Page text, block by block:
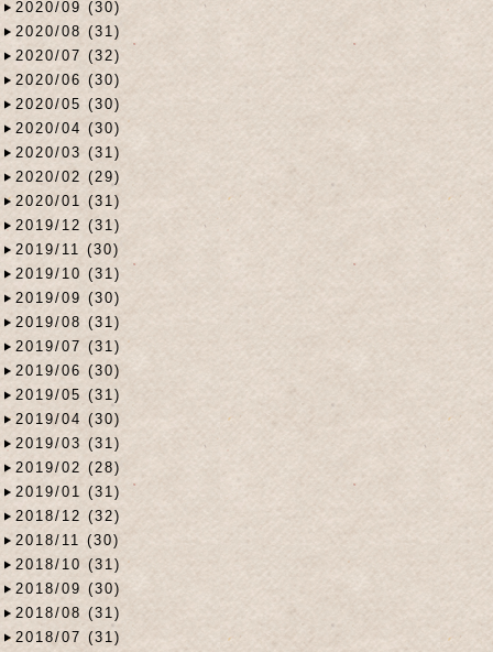
2020/09 (30)
2020/08 (31)
2020/07 (32)
2020/06 (30)
2020/05 (30)
2020/04 (30)
2020/03 (31)
2020/02 (29)
2020/01 (31)
2019/12 (31)
2019/11 (30)
2019/10 (31)
2019/09 (30)
2019/08 (31)
2019/07 (31)
2019/06 (30)
2019/05 (31)
2019/04 (30)
2019/03 (31)
2019/02 (28)
2019/01 (31)
2018/12 (32)
2018/11 (30)
2018/10 (31)
2018/09 (30)
2018/08 (31)
2018/07 (31)